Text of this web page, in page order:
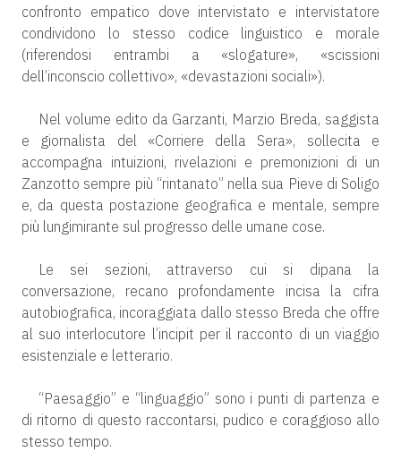
confronto empatico dove intervistato e intervistatore
condividono lo stesso codice linguistico e morale
(riferendosi entrambi a «slogature», «scissioni
dell’inconscio collettivo», «devastazioni sociali»).
Nel volume edito da Garzanti, Marzio Breda, saggista
e giornalista del «Corriere della Sera», sollecita e
accompagna intuizioni, rivelazioni e premonizioni di un
Zanzotto sempre più “rintanato” nella sua Pieve di Soligo
e, da questa postazione geografica e mentale, sempre
più lungimirante sul progresso delle umane cose.
Le sei sezioni, attraverso cui si dipana la
conversazione, recano profondamente incisa la cifra
autobiografica, incoraggiata dallo stesso Breda che offre
al suo interlocutore l’incipit per il racconto di un viaggio
esistenziale e letterario.
“Paesaggio” e “linguaggio” sono i punti di partenza e
di ritorno di questo raccontarsi, pudico e coraggioso allo
stesso tempo.